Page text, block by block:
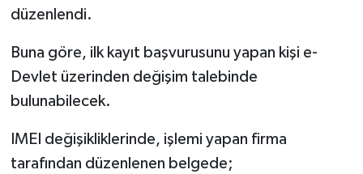
düzenlendi.
Buna göre, ilk kayıt başvurusunu yapan kişi e-
Devlet üzerinden değişim talebinde
bulunabilecek.
IMEI değişikliklerinde, işlemi yapan firma
tarafından düzenlenen belgede;